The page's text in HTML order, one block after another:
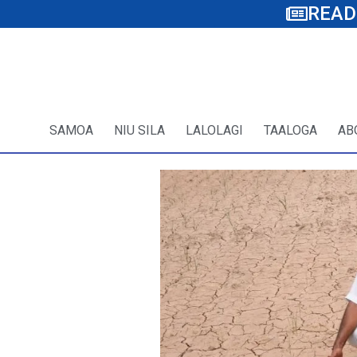
READ
SAMOA NIU SILA LALOLAGI TAALOGA